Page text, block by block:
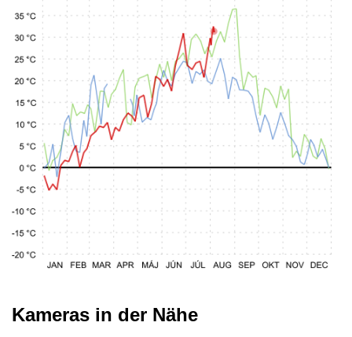
Kameras in der Nähe